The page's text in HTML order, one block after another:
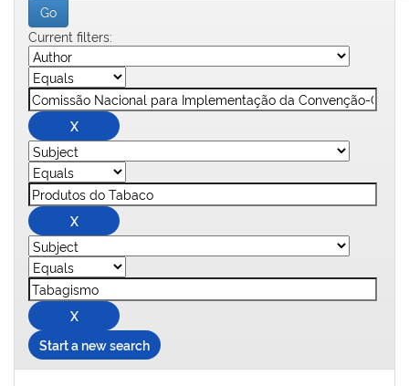
Current filters:
Start a new search